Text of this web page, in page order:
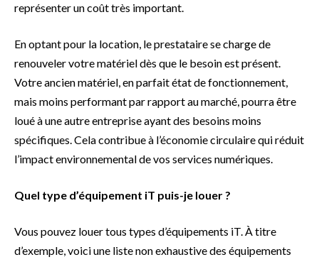
représenter un coût très important.
En optant pour la location, le prestataire se charge de
renouveler votre matériel dès que le besoin est présent.
Votre ancien matériel, en parfait état de fonctionnement,
mais moins performant par rapport au marché, pourra être
loué à une autre entreprise ayant des besoins moins
spécifiques. Cela contribue à l’économie circulaire qui réduit
l’impact environnemental de vos services numériques.
Quel type d’équipement iT puis-je louer ?
Vous pouvez louer tous types d’équipements iT. À titre
d’exemple, voici une liste non exhaustive des équipements